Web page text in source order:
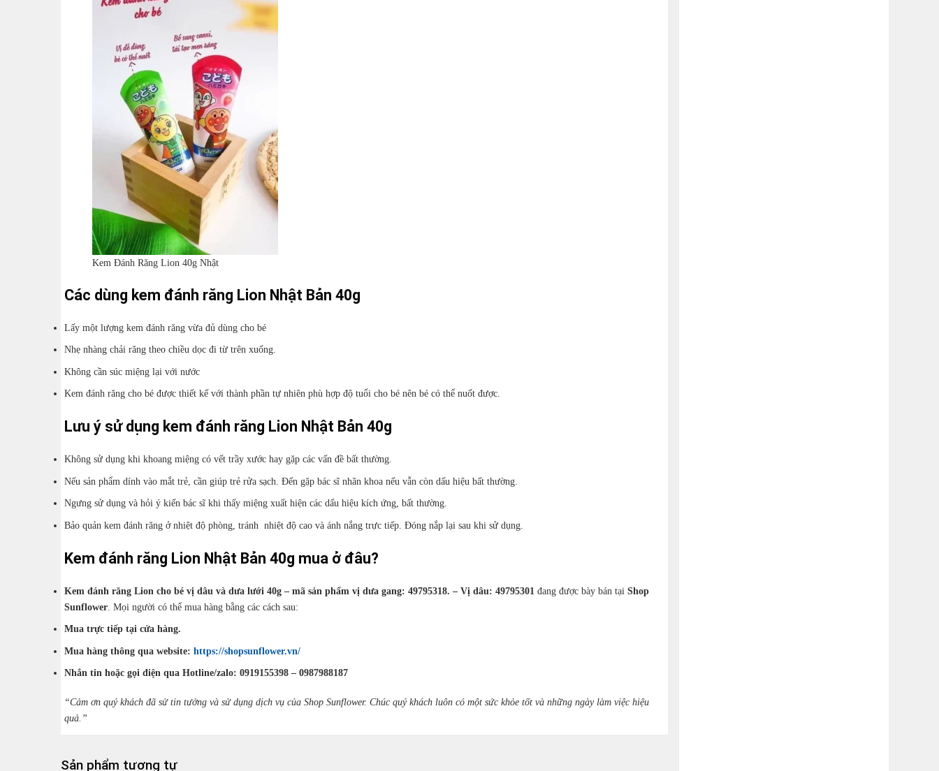
Kem Đánh Răng Lion 40g Nhật
Các dùng kem đánh răng Lion Nhật Bản 40g
Lấy một lượng kem đánh răng vừa đủ dùng cho bé
Nhẹ nhàng chải răng theo chiều dọc đi từ trên xuống.
Không cần súc miệng lại với nước
Kem đánh răng cho bé được thiết kế với thành phần tự nhiên phù hợp độ tuổi cho bé nên bé có thể nuốt được.
Lưu ý sử dụng kem đánh răng Lion Nhật Bản 40g
Không sử dụng khi khoang miệng có vết trầy xước hay gặp các vấn đề bất thường.
Nếu sản phẩm dính vào mắt trẻ, cần giúp trẻ rửa sạch. Đến gặp bác sĩ nhãn khoa nếu vẫn còn dấu hiệu bất thường.
Ngưng sử dụng và hỏi ý kiến bác sĩ khi thấy miệng xuất hiện các dấu hiệu kích ứng, bất thường.
Bảo quản kem đánh răng ở nhiệt độ phòng, tránh nhiệt độ cao và ánh nắng trực tiếp. Đóng nắp lại sau khi sử dụng.
Kem đánh răng Lion Nhật Bản 40g mua ở đâu?
Kem đánh răng Lion cho bé vị dâu và dưa lưới 40g – mã sản phẩm vị dưa gang: 49795318. – Vị dâu: 49795301 đang được bày bán tại Shop
Sunflower . Mọi người có thể mua hàng bằng các cách sau:
Mua trực tiếp tại cửa hàng.
Mua hàng thông qua website: https://shopsunflower.vn/
Nhắn tin hoặc gọi điện qua Hotline/zalo: 0919155398 – 0987988187
“Cảm ơn quý khách đã sử tin tưởng và sử dụng dịch vụ của Shop Sunflower. Chúc quý khách luôn có một sức khỏe tốt và những ngày làm việc hiệu
quả.”
Sản phẩm tương tự